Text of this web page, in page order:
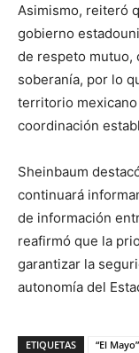
Asimismo, reiteró
gobierno
de respeto mutuo,
soberanía, por lo
territorio
coordinación
Sheinbaum
continuará
de información
reafirmó que la
garantizar la
autonomía del
ETIQUETAS “El